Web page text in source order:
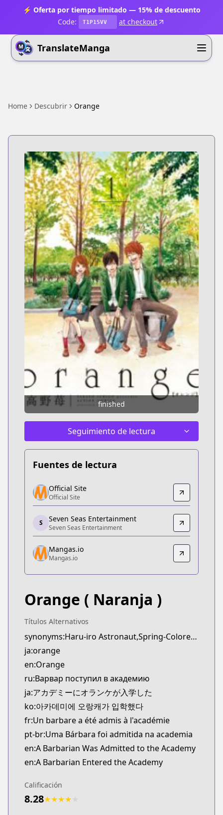
⚡ Oferta por tiempo limitado — 15% de descuento
Code:
T1P15VV at checkout
TranslateManga
Home Descubrir Orange
finished
Seguimiento de lectura
Fuentes de lectura
Official Site
Official Site
https://www.futabasha.co.jp/introduction/
Seven Seas Entertainment
Seven Seas Entertainment
https://sevenseasentertainment.com/series/
Mangas.io
Official Site
Official Site
S Seven Seas Entertainment
Seven Seas Entertainment
Mangas.io
Mangas.io
Orange ( Naranja )
Títulos Alternativos
synonyms:Haru-iro Astronaut,Spring-Colored Astronaut,orange: Mirai,orange: future
ja:orange
en:Orange
ru:Варвар поступил в академию
ja:アカデミーにオランケが入学した
ko:아카데미에 오랑캐가 입학했다
fr:Un barbare a été admis à l'académie
pt-br:Uma Bárbara foi admitida na academia
en:A Barbarian Was Admitted to the Academy
en:A Barbarian Entered the Academy
Calificación
8.28★★★★